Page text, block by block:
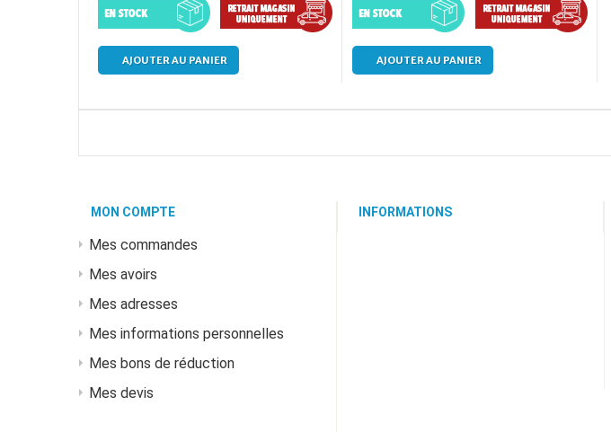
AJOUTER AU PANIER AJOUTER AU PANIER
MON COMPTE
Mes commandes
Mes avoirs
Mes adresses
Mes informations personnelles
Mes bons de réduction
Mes devis
INFORMATIONS